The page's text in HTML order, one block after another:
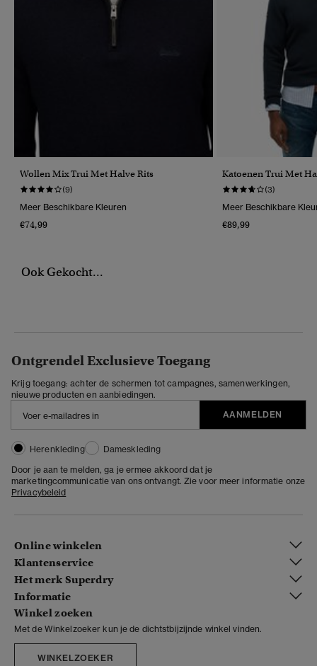
Wollen Mix Trui Met Halve Rits
(9)
Meer Beschikbare Kleuren
€74,99
Katoenen Trui Met
(3)
Meer Beschikbare
€89,99
Ook Gekocht...
Ontgrendel Exclusieve Toegang
Krijg toegang: achter de schermen tot campagnes, samenwerkingen,
nieuwe producten en aanbiedingen.
AANMELDEN
Herenkleding
Dameskleding
Door je aan te melden, ga je ermee akkoord dat je
marketingcommunicatie van ons ontvangt. Zie voor meer informatie onze
Privacybeleid
Online winkelen
Klantenservice
Het merk Superdry
Informatie
Winkel zoeken
Met de Winkelzoeker kun je de dichtstbijzijnde winkel vinden.
WINKELZOEKER